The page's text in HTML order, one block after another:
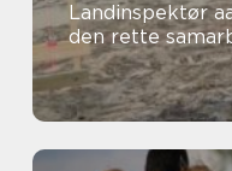
Landinspektør aalborg
den rette